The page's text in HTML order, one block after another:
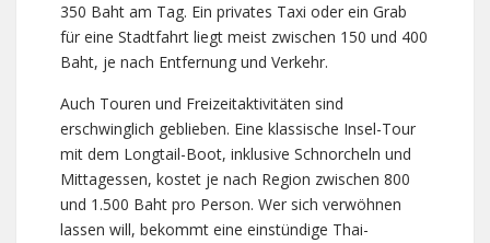
350 Baht am Tag. Ein privates Taxi oder ein Grab
für eine Stadtfahrt liegt meist zwischen 150 und 400
Baht, je nach Entfernung und Verkehr.
Auch Touren und Freizeitaktivitäten sind
erschwinglich geblieben. Eine klassische Insel-Tour
mit dem Longtail-Boot, inklusive Schnorcheln und
Mittagessen, kostet je nach Region zwischen 800
und 1.500 Baht pro Person. Wer sich verwöhnen
lassen will, bekommt eine einstündige Thai-